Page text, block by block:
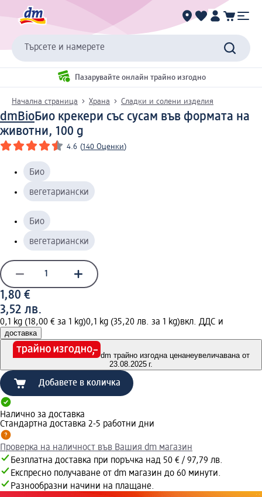
Търсете и намерете
Пазарувайте онлайн трайно изгодно
Начална страница Храна Сладки и солени изделия
dmBioБио крекери със сусам във формата на
животни, 100 g
4.6 (140 Оценки)
Био
вегетариански
Био
вегетариански
1,80 €
3,52 лв.
0,1 kg (18,00 € за 1 kg)0,1 kg (35,20 лв. за 1 kg)вкл. ДДС и
доставка
dm трайно изгодна ценанеувеличавана от
23.08.2025 г.
Добавете в количка
Налично за доставка
Стандартна доставка 2-5 работни дни
Проверка на наличност във Вашия dm магазин
Безплатна доставка при поръчка над 50 € / 97,79 лв.
Експресно получаване от dm магазин до 60 минути.
Разнообразни начини на плащане.